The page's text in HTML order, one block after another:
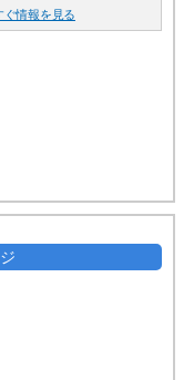
ぐ情報を見る